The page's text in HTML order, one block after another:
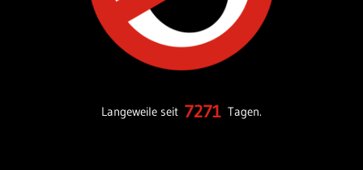
Langeweile seit 7271 Tagen.